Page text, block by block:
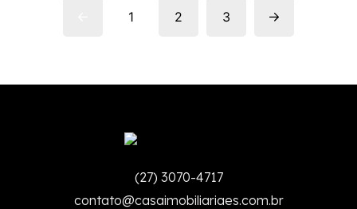
1 2 3
(27) 3070-4717
contato@casaimobiliariaes.com.br